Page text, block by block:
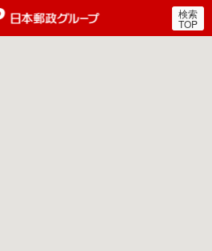
郵便局・日本郵政グルー
検索
TOP